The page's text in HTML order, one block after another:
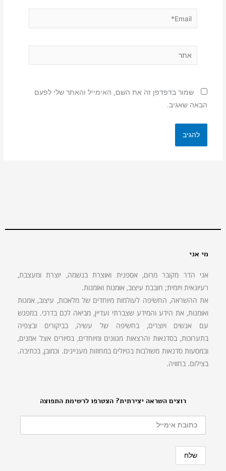
Email*
שמור בדפדפן זה את השם, האימייל והאתר שלי לפעם
הבאה שאגיב.
רוצים השראה יצירתית? הצטרפו לרשימת התפוצה
מי אני
אני הדר מקובר מרום, אספנית ואוצרת בנשמה, יוצרת ומעצבת,
רעיונאית ויזמית; חובבת עיצוב, אוּמנות ואוֹמנות.
את ההשראה, החשיפה לעולמות מיוחדים של מלאכות, עיצוב, אמנות
ואומנות, את הידע והמידע שצברתי ועדיין, מביאה לכם בדרכי. במפגש
עם אנשים ויוצרים, בחשיפה של עשיה, בביקורים ובצפיה
בתערוכות, בסדנאות והרצאות מגוונים ומיוחדים, בסיורים אצל אמנים,
ובמסעות סדנאות משולבות בטיולים במחוזות מעניינים. וכמובן, בכתיבה.
בצילום. בחוויה.